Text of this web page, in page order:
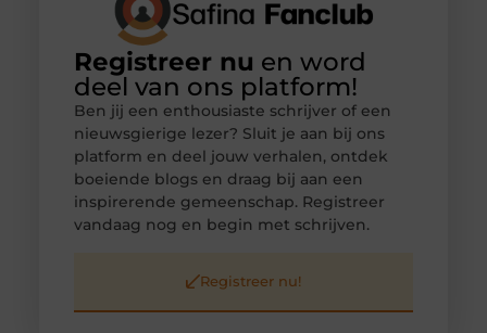
Registreer nu en word
deel van ons platform!
Ben jij een enthousiaste schrijver of een
nieuwsgierige lezer? Sluit je aan bij ons
platform en deel jouw verhalen, ontdek
boeiende blogs en draag bij aan een
inspirerende gemeenschap. Registreer
vandaag nog en begin met schrijven.
Registreer nu!